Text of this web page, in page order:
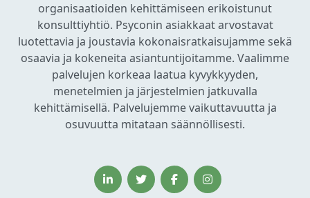
organisaatioiden kehittämiseen erikoistunut
konsulttiyhtiö. Psyconin asiakkaat arvostavat
luotettavia ja joustavia kokonaisratkaisujamme sekä
osaavia ja kokeneita asiantuntijoitamme. Vaalimme
palvelujen korkeaa laatua kyvykkyyden,
menetelmien ja järjestelmien jatkuvalla
kehittämisellä. Palvelujemme vaikuttavuutta ja
osuvuutta mitataan säännöllisesti.